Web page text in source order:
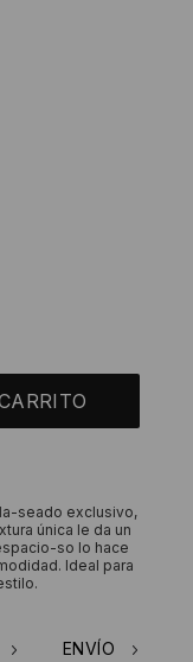
seado exclusivo,
única le da un
so lo hace
Ideal para
ENVÍO